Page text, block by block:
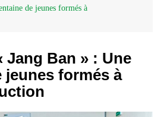
de jeunes formés à
Jang Ban » : Une
jeunes formés à